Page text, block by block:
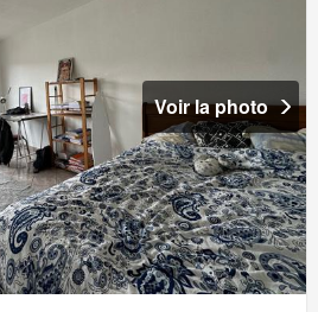
Voir la photo